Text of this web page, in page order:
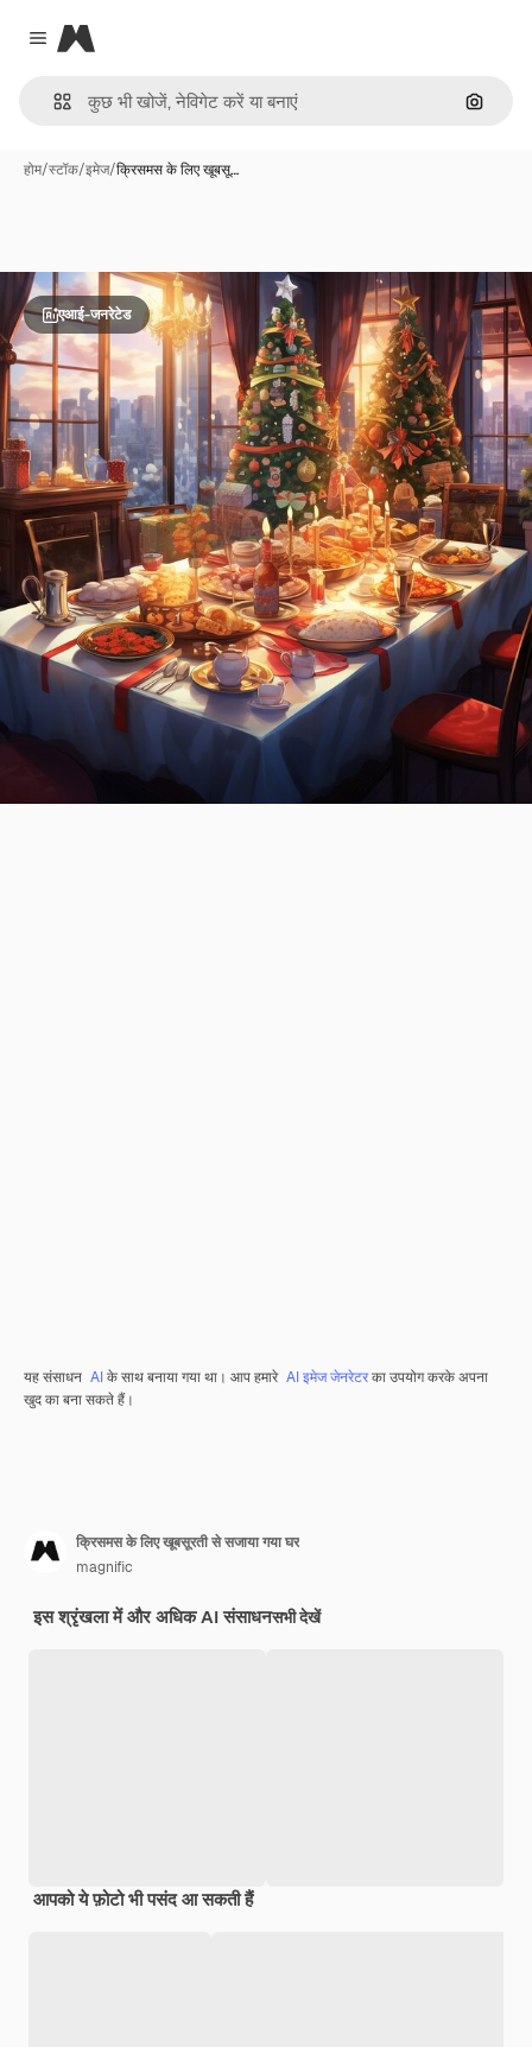
Close menu
Magnific
इमेज से
होम/स्टॉक/इमेज/क्रिसमस के लिए खूबसू…
एआई-जनरेटेड
यह संसाधन AIके साथ बनाया गया था। आप हमारे AI इमेज जेनरेटरका उपयोग करके अपना
खुद का बना सकते हैं।
क्रिसमस के लिए खूबसूरती से सजाया गया घर
magnific
इस श्रृंखला में और अधिक AI संसाधनसभी देखें
आपको ये फ़ोटो भी पसंद आ सकती हैं